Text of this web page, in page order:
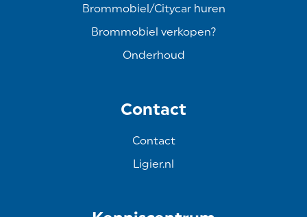
Brommobiel/Citycar huren
Brommobiel verkopen?
Onderhoud
Contact
Contact
Ligier.nl